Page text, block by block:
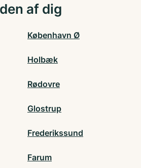
af dig
København Ø
Holbæk
Rødovre
Glostrup
Frederikssund
Farum